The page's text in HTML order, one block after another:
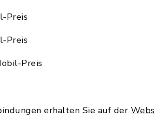
Preis
Preis
Preis
erhalten Sie auf der